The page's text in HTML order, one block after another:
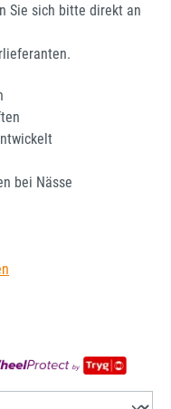
Sie sich bitte direkt an
bei Nässe